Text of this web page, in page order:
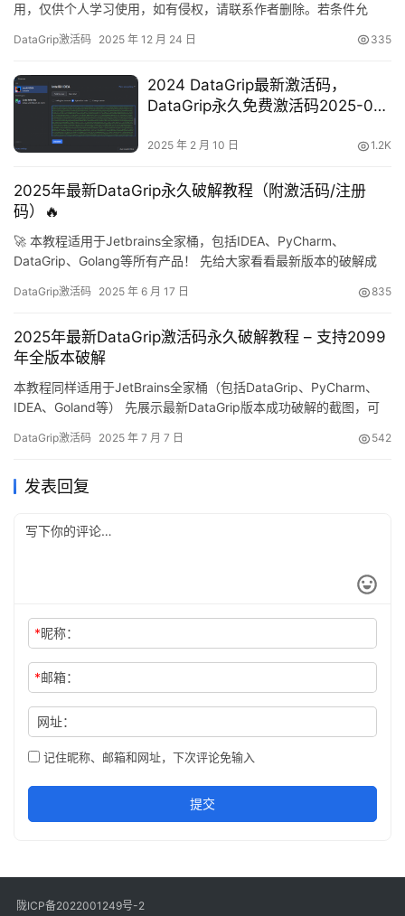
用，仅供个人学习使用，如有侵权，请联系作者删除。若条件允
器，功能强大，适用于 Windows、Mac 和 Linux 系统。本文将详细
得破解麻烦，可以购买…
DataGrip激活码 2025 年 12 月 24 日 335
2024 DataGrip最新激活码，
DataGrip永久免费激活码2025-02-
2025 年 2 月 10 日 1.2K
2025年最新DataGrip永久破解教程（附激活码/注册
码）🔥
🚀 本教程适用于Jetbrains全家桶，包括IDEA、PyCharm、
DataGrip、Golang等所有产品！ 先给大家看看最新版本的破解成
教程，手把手教你如何永久激活DataGrip。这个方法同样适用于旧
美破解！ 第…
DataGrip激活码 2025 年 6 月 17 日 835
2025年最新DataGrip激活码永久破解教程 – 支持2099
年全版本破解
本教程同样适用于JetBrains全家桶（包括DataGrip、PyCharm、
IDEA、Goland等） 先展示最新DataGrip版本成功破解的截图，可
教你如何永久激活DataGrip至2099年。 本方法具有以下特点：- 全
DataGrip激活码 2025 年 7 月 7 日 542
发表回复
*昵称：
*邮箱：
网址：
记住昵称、邮箱和网址，下次评论免输入
提交
陇ICP备2022001249号-2